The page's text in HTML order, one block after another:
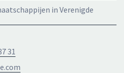
in Verenigde
31